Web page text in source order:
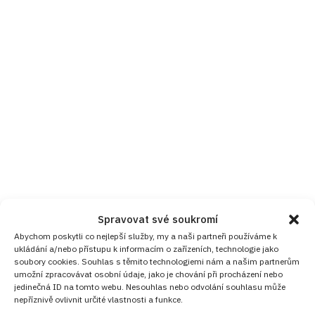
Spravovat své soukromí
Abychom poskytli co nejlepší služby, my a naši partneři používáme k
ukládání a/nebo přístupu k informacím o zařízeních, technologie jako
soubory cookies. Souhlas s těmito technologiemi nám a našim partnerům
umožní zpracovávat osobní údaje, jako je chování při procházení nebo
jedinečná ID na tomto webu. Nesouhlas nebo odvolání souhlasu může
nepříznivě ovlivnit určité vlastnosti a funkce.